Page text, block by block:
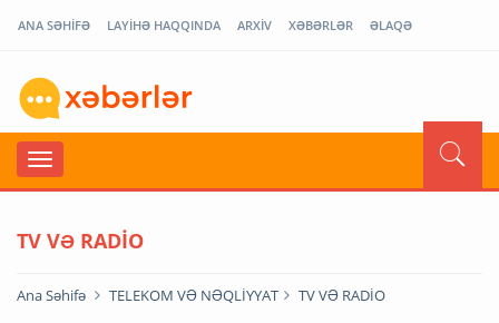
ANA SƏHİFƏ LAYİHƏ HAQQINDA ARXİV XƏBƏRLƏR ƏLAQƏ
TV VƏ RADİO
Ana Səhifə TELEKOM VƏ NƏQLİYYAT TV VƏ RADİO